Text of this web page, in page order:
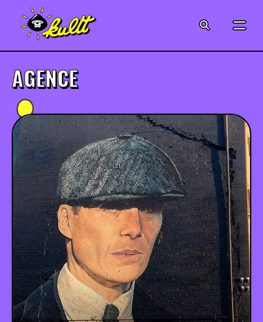
MUSIQUE
CRÉATION
ART
JEUX-VIDÉO
VINTAGE
PEOPLE
AGENCE